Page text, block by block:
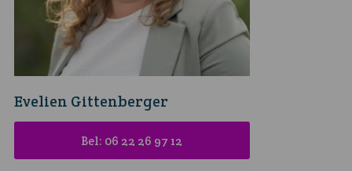
Evelien Gittenberger
Bel: 06 22 26 97 12